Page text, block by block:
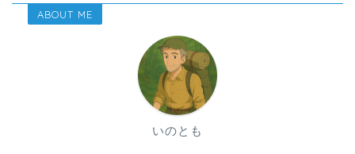
ABOUT ME
いのとも